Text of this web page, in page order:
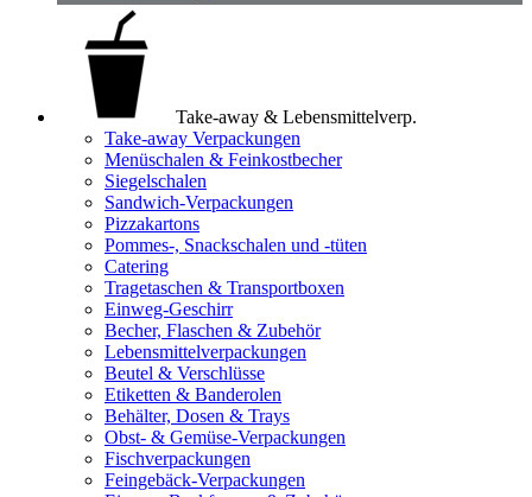
Take-away & Lebensmittelverp.
Take-away Verpackungen
Menüschalen & Feinkostbecher
Siegelschalen
Sandwich-Verpackungen
Pizzakartons
Pommes-, Snackschalen und -tüten
Catering
Tragetaschen & Transportboxen
Einweg-Geschirr
Becher, Flaschen & Zubehör
Lebensmittelverpackungen
Beutel & Verschlüsse
Etiketten & Banderolen
Behälter, Dosen & Trays
Obst- & Gemüse-Verpackungen
Fischverpackungen
Feingebäck-Verpackungen